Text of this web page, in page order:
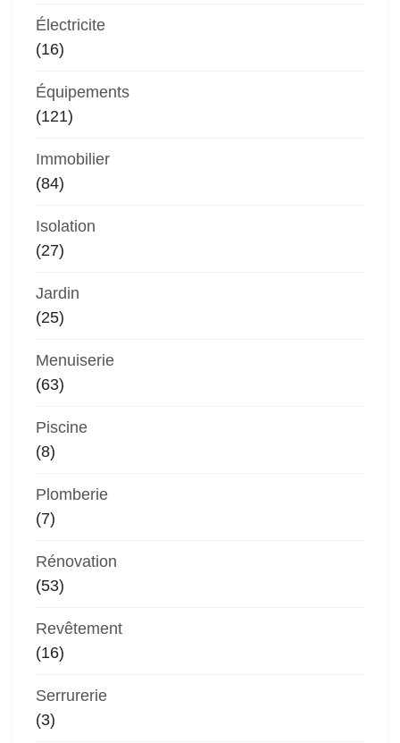
Électricite
(16)
Équipements
(121)
Immobilier
(84)
Isolation
(27)
Jardin
(25)
Menuiserie
(63)
Piscine
(8)
Plomberie
(7)
Rénovation
(53)
Revêtement
(16)
Serrurerie
(3)